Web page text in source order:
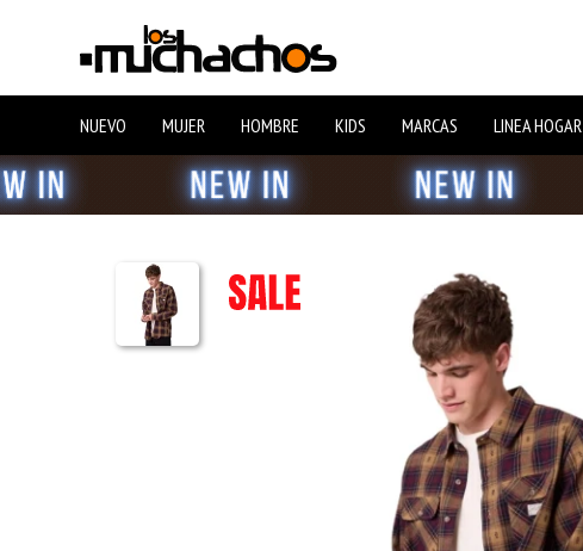
NUEVO MUJER HOMBRE KIDS MARCAS LINEA HOGAR